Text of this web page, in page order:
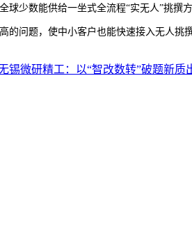
少数能供给一坐式全流程“实无人”挑撰方
问题，使中小客户也能快速接入无人挑撰
锡微研精工：以“智改数转”破题新质